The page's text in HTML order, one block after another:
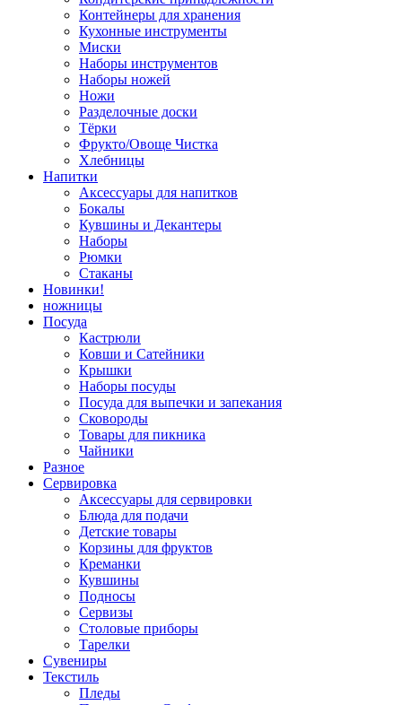
Контейнеры для хранения
Кухонные инструменты
Миски
Наборы инструментов
Наборы ножей
Ножи
Разделочные доски
Тёрки
Фрукто/Овоще Чистка
Хлебницы
Напитки
Аксессуары для напитков
Бокалы
Кувшины и Декантеры
Наборы
Рюмки
Стаканы
Новинки!
ножницы
Посуда
Кастрюли
Ковши и Сатейники
Крышки
Наборы посуды
Посуда для выпечки и запекания
Сковороды
Товары для пикника
Чайники
Разное
Сервировка
Аксессуары для сервировки
Блюда для подачи
Детские товары
Корзины для фруктов
Креманки
Кувшины
Подносы
Сервизы
Столовые приборы
Тарелки
Сувениры
Текстиль
Пледы